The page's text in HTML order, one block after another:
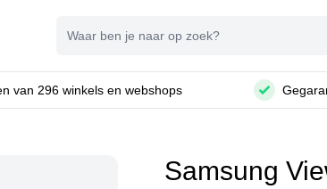
van 296 winkels en webshops
Samsung